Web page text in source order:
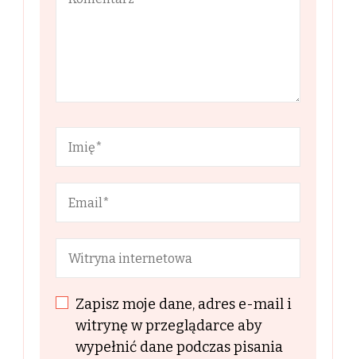
Zapisz moje dane, adres e-mail i
witrynę w przeglądarce aby
wypełnić dane podczas pisania